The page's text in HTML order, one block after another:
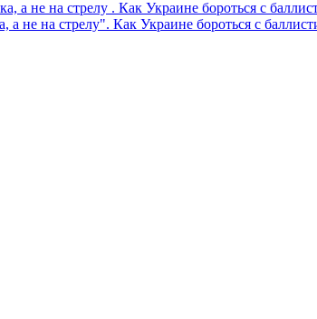
а не на стрелу". Как Украине бороться с